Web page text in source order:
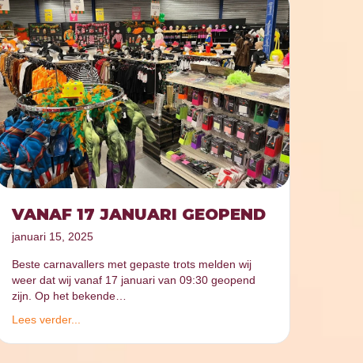
VANAF 17 JANUARI GEOPEND
januari 15, 2025
Beste carnavallers met gepaste trots melden wij
weer dat wij vanaf 17 januari van 09:30 geopend
zijn. Op het bekende…
Lees verder...